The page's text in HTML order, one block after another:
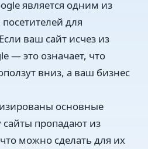
является одним из
для
ваш сайт исчез из
— это означает, что
вниз, а ваш бизнес
основные
пропадают из
можно сделать для их